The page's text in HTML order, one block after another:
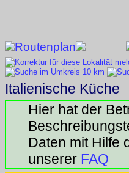
Routenplan
Italienische Küche
Hier hat der
Daten mit Hilfe
unserer FAQ